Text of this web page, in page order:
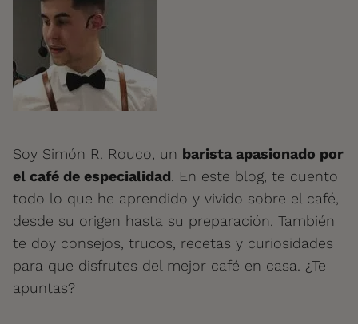
Soy Simón R. Rouco, un barista apasionado por
el café de especialidad. En este blog, te cuento
todo lo que he aprendido y vivido sobre el café,
desde su origen hasta su preparación. También
te doy consejos, trucos, recetas y curiosidades
para que disfrutes del mejor café en casa. ¿Te
apuntas?